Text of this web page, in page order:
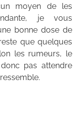
moyen de les
je vous
bonne dose de
que quelques
les rumeurs, le
pas attendre